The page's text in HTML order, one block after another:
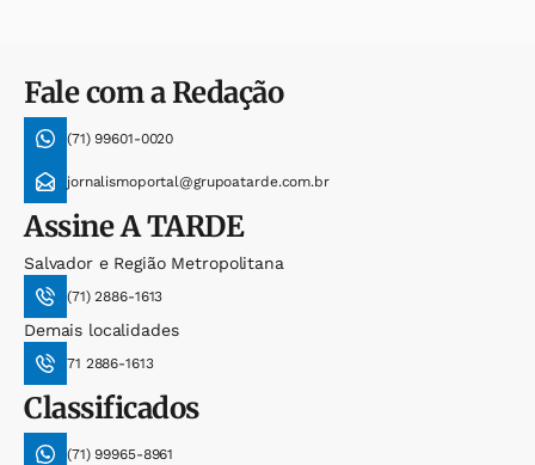
Fale com a Redação
(71) 99601-0020
jornalismoportal@grupoatarde.com.br
AssineA TARDE
Salvador e Região Metropolitana
(71) 2886-1613
Demais localidades
71 2886-1613
Classificados
(71) 99965-8961